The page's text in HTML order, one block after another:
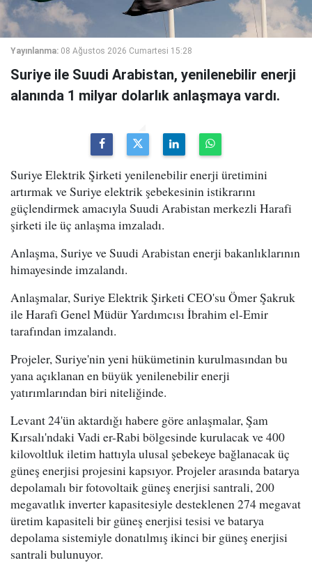
Yayınlanma: 08 Ağustos 2026 Cumartesi 15:28
Suriye ile Suudi Arabistan, yenilenebilir enerji
alanında 1 milyar dolarlık anlaşmaya vardı.
Suriye Elektrik Şirketi yenilenebilir enerji üretimini
artırmak ve Suriye elektrik şebekesinin istikrarını
güçlendirmek amacıyla Suudi Arabistan merkezli Harafi
şirketi ile üç anlaşma imzaladı.
Anlaşma, Suriye ve Suudi Arabistan enerji bakanlıklarının
himayesinde imzalandı.
Anlaşmalar, Suriye Elektrik Şirketi CEO'su Ömer Şakruk
ile Harafi Genel Müdür Yardımcısı İbrahim el-Emir
tarafından imzalandı.
Projeler, Suriye'nin yeni hükümetinin kurulmasından bu
yana açıklanan en büyük yenilenebilir enerji
yatırımlarından biri niteliğinde.
Levant 24'ün aktardığı habere göre anlaşmalar, Şam
Kırsalı'ndaki Vadi er-Rabi bölgesinde kurulacak ve 400
kilovoltluk iletim hattıyla ulusal şebekeye bağlanacak üç
güneş enerjisi projesini kapsıyor. Projeler arasında batarya
depolamalı bir fotovoltaik güneş enerjisi santrali, 200
megavatlık inverter kapasitesiyle desteklenen 274 megavat
üretim kapasiteli bir güneş enerjisi tesisi ve batarya
depolama sistemiyle donatılmış ikinci bir güneş enerjisi
santrali bulunuyor.